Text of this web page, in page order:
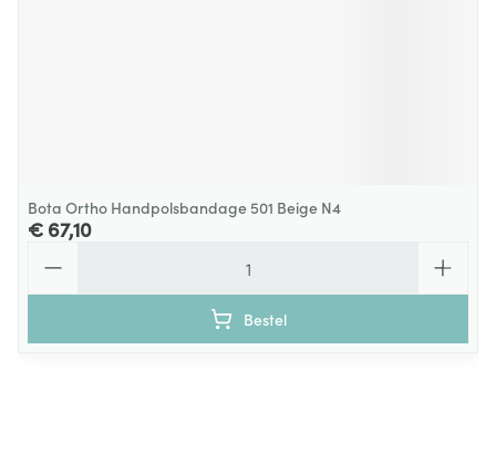
Bota Ortho Handpolsbandage 501 Beige N4
€ 67,10
Bestel